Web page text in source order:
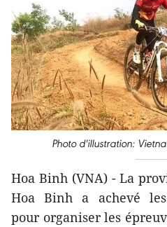
Photo d'illustration:
Hoa Binh (VNA) - La
Hoa Binh a achevé
pour organiser les